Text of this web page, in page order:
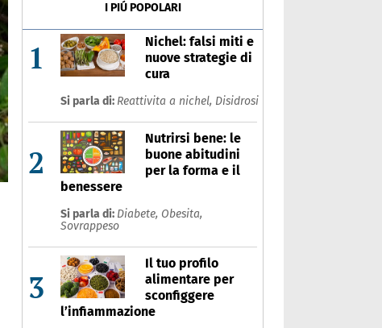
I PIÚ POPOLARI
1
Nichel: falsi miti e
nuove strategie di
cura
Si parla di: Reattivita a nichel, Disidrosi
2
Nutrirsi bene: le
buone abitudini
per la forma e il
benessere
Si parla di: Diabete, Obesita,
Sovrappeso
3
Il tuo profilo
alimentare per
sconfiggere
l’infiammazione